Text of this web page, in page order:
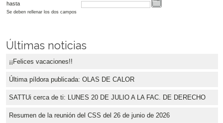
hasta
Se deben rellenar los dos campos
Últimas noticias
¡¡Felices vacaciones!!
Última píldora publicada: OLAS DE CALOR
SATTUi cerca de ti: LUNES 20 DE JULIO A LA FAC. DE DERECHO
Resumen de la reunión del CSS del 26 de junio de 2026